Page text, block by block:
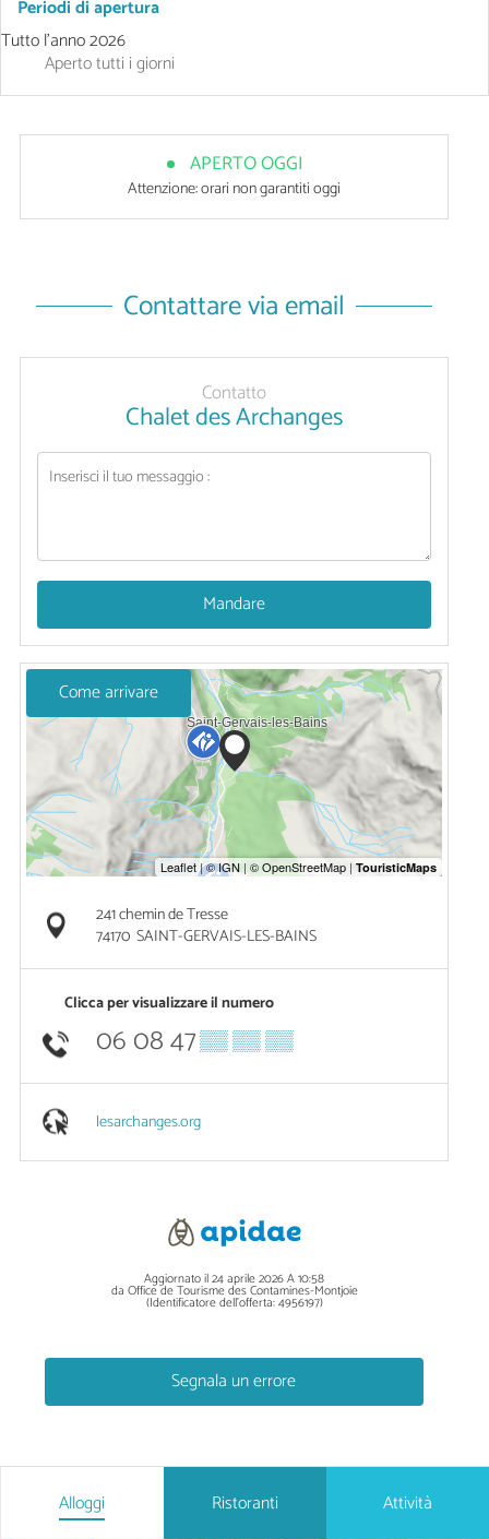
Periodi di apertura
Tutto l'anno 2026
Apertotutti i giorni
APERTO OGGI
Attenzione: orari non garantiti oggi
Contattare via email
Contatto
Chalet des Archanges
Mandare
Come arrivare
241 chemin de Tresse
74170 SAINT-GERVAIS-LES-BAINS
Clicca per visualizzare il numero
06 08 47▒▒ ▒▒ ▒▒
lesarchanges.org
Aggiornato il 24 aprile 2026 A 10:58
da Office de Tourisme des Contamines-Montjoie
(Identificatore dell'offerta:4956197)
Segnala un errore
Alloggi Ristoranti Attività